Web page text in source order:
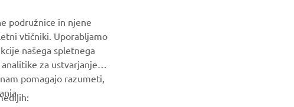
Preberite našo Politiko zasebnosti, da izveste, kako
obdelujemo vaše osebne podatke:
podružnice in njene
vtičniki. Uporabljamo
našega spletnega
za ustvarjanje
pomagajo razumeti,